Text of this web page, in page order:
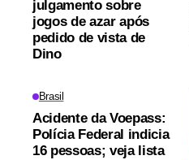
julgamento sobre
jogos de azar após
pedido de vista de
Dino
Brasil
Acidente da Voepass:
Polícia Federal indicia
16 pessoas; veja lista